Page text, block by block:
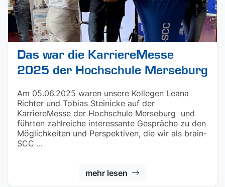
Das war die KarriereMesse
2025 der Hochschule Merseburg
Am 05.06.2025 waren unsere Kollegen Leana
Richter und Tobias Steinicke auf der
KarriereMesse der Hochschule Merseburg und
führten zahlreiche interessante Gespräche zu den
Möglichkeiten und Perspektiven, die wir als brain-
SCC ...
mehr lesen